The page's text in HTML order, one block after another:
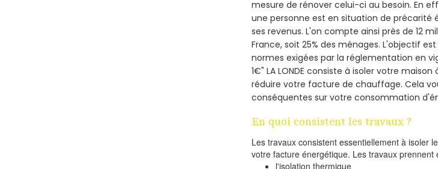
mesure de rénover celui-ci au besoin. En
une personne est en situation de précarité
ses revenus. L'on compte ainsi près de 12
France, soit 25% des ménages.L'objectif
normes exigées par la réglementation en
1€" LA LONDE consiste à isoler votre
réduire votre facture de chauffage. Cela
conséquentes sur votre consommation
En quoi consistent les travaux ?
Les travaux consistent essentiellement à isoler
votre facture énergétique. Les travaux prennent
l'isolation thermique